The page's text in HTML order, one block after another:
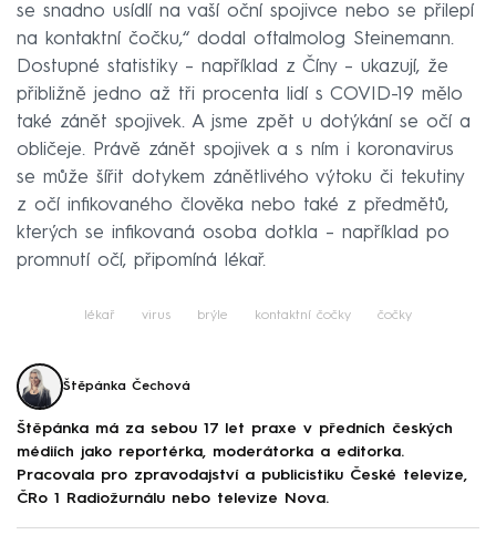
se snadno usídlí na vaší oční spojivce nebo se přilepí
na kontaktní čočku,“ dodal oftalmolog Steinemann.
Dostupné statistiky – například z Číny – ukazují, že
přibližně jedno až tři procenta lidí s COVID-19 mělo
také zánět spojivek. A jsme zpět u dotýkání se očí a
obličeje. Právě zánět spojivek a s ním i koronavirus
se může šířit dotykem zánětlivého výtoku či tekutiny
z očí infikovaného člověka nebo také z předmětů,
kterých se infikovaná osoba dotkla – například po
promnutí očí, připomíná lékař.
lékař virus brýle kontaktní čočky čočky
Štěpánka Čechová
Štěpánka má za sebou 17 let praxe v předních českých
médiích jako reportérka, moderátorka a editorka.
Pracovala pro zpravodajství a publicistiku České televize,
ČRo 1 Radiožurnálu nebo televize Nova.